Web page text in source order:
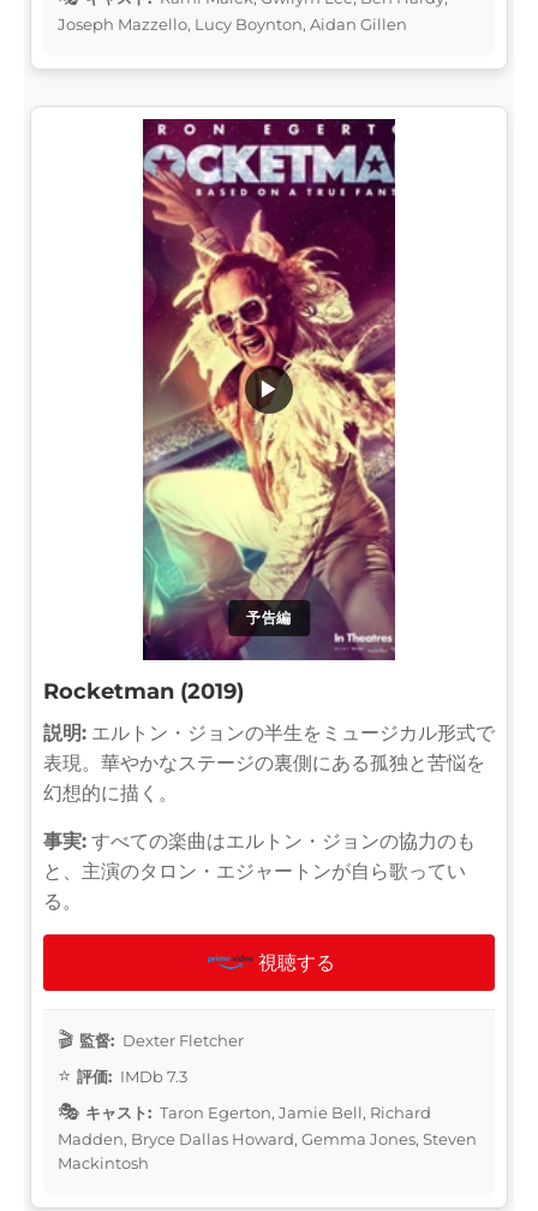
Joseph Mazzello, Lucy Boynton, Aidan Gillen
予告編
▶
Rocketman (2019)
説明: エルトン・ジョンの半生をミュージカル形式で
表現。華やかなステージの裏側にある孤独と苦悩を
幻想的に描く。
事実: すべての楽曲はエルトン・ジョンの協力のも
と、主演のタロン・エジャートンが自ら歌ってい
る。
視聴する
監督: Dexter Fletcher
評価: IMDb 7.3
キャスト: Taron Egerton, Jamie Bell, Richard
Madden, Bryce Dallas Howard, Gemma Jones, Steven
Mackintosh